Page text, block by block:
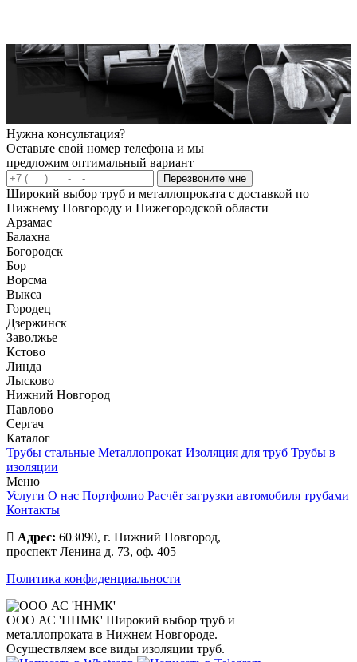
Нужна консультация?
Оставьте свой номер телефона и мы
предложим оптимальный вариант
Перезвоните мне
Широкий выбор труб и металлопроката с доставкой по
Нижнему Новгороду и Нижегородской области
Арзамас
Балахна
Богородск
Бор
Ворсма
Выкса
Городец
Дзержинск
Заволжье
Кстово
Линда
Лысково
Нижний Новгород
Павлово
Сергач
Каталог
Трубы стальные Металлопрокат Изоляция для труб Трубы в
изоляции
Меню
Услуги О нас Портфолио Расчёт загрузки автомобиля трубами
Контакты
Адрес: 603090, г. Нижний Новгород,
проспект Ленина д. 73, оф. 405
Политика конфиденциальности
ООО АС 'ННМК' Широкий выбор труб и
металлопроката в Нижнем Новгороде.
Осуществляем все виды изоляции труб.